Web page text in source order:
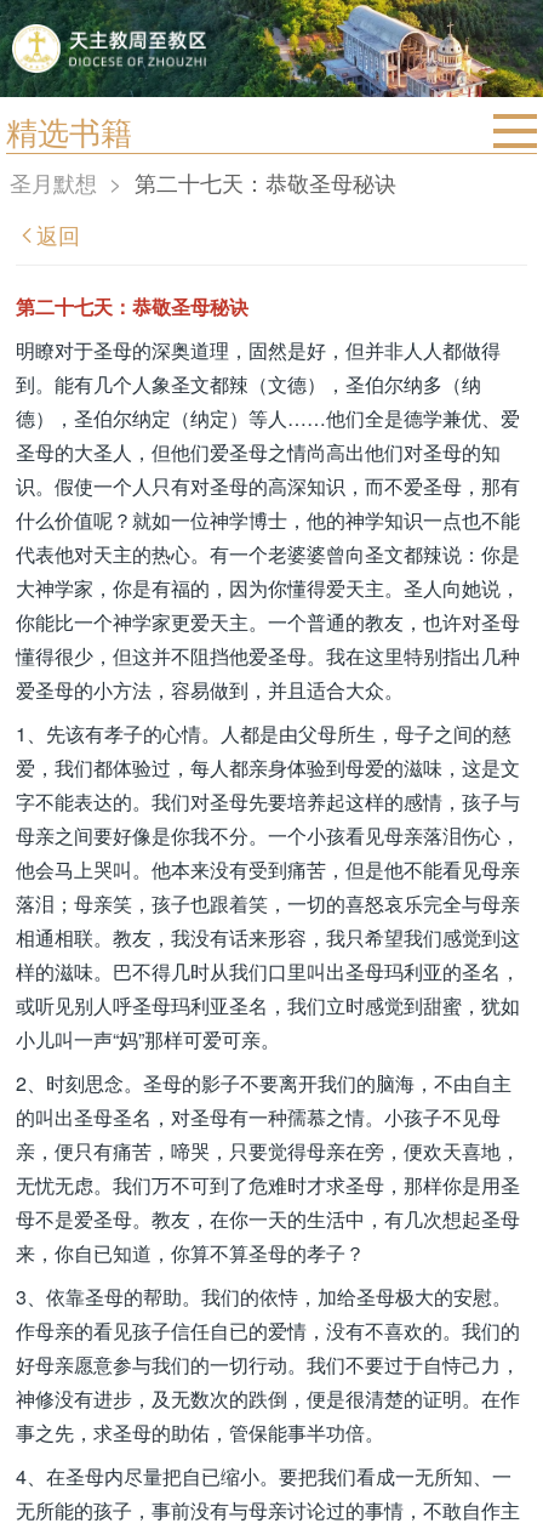
精选书籍
首页
宗教法规
教区简介
信仰文萃
教会圣月
圣月默想 > 第二十七天：恭敬圣母秘诀
返回
第二十七天：恭敬圣母秘诀
明瞭对于圣母的深奥道理，固然是好，但并非人人都做得
到。能有几个人象圣文都辣（文德），圣伯尔纳多（纳
德），圣伯尔纳定（纳定）等人……他们全是德学兼优、爱
圣母的大圣人，但他们爱圣母之情尚高出他们对圣母的知
识。假使一个人只有对圣母的高深知识，而不爱圣母，那有
什么价值呢？就如一位神学博士，他的神学知识一点也不能
代表他对天主的热心。有一个老婆婆曾向圣文都辣说：你是
大神学家，你是有福的，因为你懂得爱天主。圣人向她说，
你能比一个神学家更爱天主。一个普通的教友，也许对圣母
懂得很少，但这并不阻挡他爱圣母。我在这里特别指出几种
爱圣母的小方法，容易做到，并且适合大众。
1、先该有孝子的心情。人都是由父母所生，母子之间的慈
爱，我们都体验过，每人都亲身体验到母爱的滋味，这是文
字不能表达的。我们对圣母先要培养起这样的感情，孩子与
母亲之间要好像是你我不分。一个小孩看见母亲落泪伤心，
他会马上哭叫。他本来没有受到痛苦，但是他不能看见母亲
落泪；母亲笑，孩子也跟着笑，一切的喜怒哀乐完全与母亲
相通相联。教友，我没有话来形容，我只希望我们感觉到这
样的滋味。巴不得几时从我们口里叫出圣母玛利亚的圣名，
或听见别人呼圣母玛利亚圣名，我们立时感觉到甜蜜，犹如
小儿叫一声“妈”那样可爱可亲。
2、时刻思念。圣母的影子不要离开我们的脑海，不由自主
的叫出圣母圣名，对圣母有一种孺慕之情。小孩子不见母
亲，便只有痛苦，啼哭，只要觉得母亲在旁，便欢天喜地，
无忧无虑。我们万不可到了危难时才求圣母，那样你是用圣
母不是爱圣母。教友，在你一天的生活中，有几次想起圣母
来，你自已知道，你算不算圣母的孝子？
3、依靠圣母的帮助。我们的依恃，加给圣母极大的安慰。
作母亲的看见孩子信任自已的爱情，没有不喜欢的。我们的
好母亲愿意参与我们的一切行动。我们不要过于自恃己力，
神修没有进步，及无数次的跌倒，便是很清楚的证明。在作
事之先，求圣母的助佑，管保能事半功倍。
4、在圣母内尽量把自已缩小。要把我们看成一无所知、一
无所能的孩子，事前没有与母亲讨论过的事情，不敢自作主